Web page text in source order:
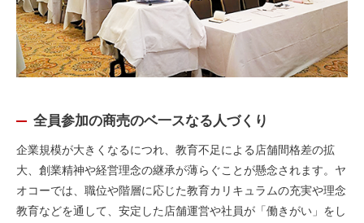
全員参加の商売のベ一スなる人づくり
企業規模が大きくなるにつれ、教育不足による店舗間格差の拡
大、創業精神や経営理念の継承が薄らぐことが懸念されます。ヤ
オコーでは、職位や階層に応じた教育カリキュラムの充実や理念
教育などを通して、安定した店舗運営や社員が「働きがい」をし